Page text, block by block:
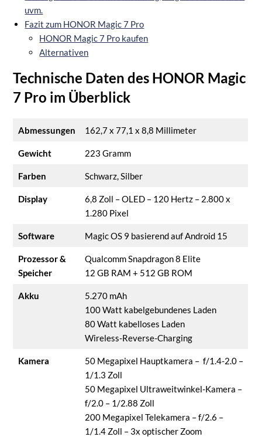
uvm.
Fazit zum HONOR Magic 7 Pro
HONOR Magic 7 Pro kaufen
Alternativen
Technische Daten des HONOR Magic
7 Pro im Überblick
Abmessungen 162,7 x 77,1 x 8,8 Millimeter
Gewicht 223 Gramm
Farben Schwarz, Silber
Display
6,8 Zoll – OLED – 120 Hertz – 2.800 x
1.280 Pixel
Software Magic OS 9 basierend auf Android 15
Prozessor &
Speicher
Qualcomm Snapdragon 8 Elite
12 GB RAM + 512 GB ROM
Akku
5.270 mAh
100 Watt kabelgebundenes Laden
80 Watt kabelloses Laden
Wireless-Reverse-Charging
Kamera
50 Megapixel Hauptkamera – f/1.4-2.0 –
1/1.3 Zoll
50 Megapixel Ultraweitwinkel-Kamera –
f/2.0 – 1/2.88 Zoll
200 Megapixel Telekamera – f/2.6 –
1/1.4 Zoll – 3x optischer Zoom